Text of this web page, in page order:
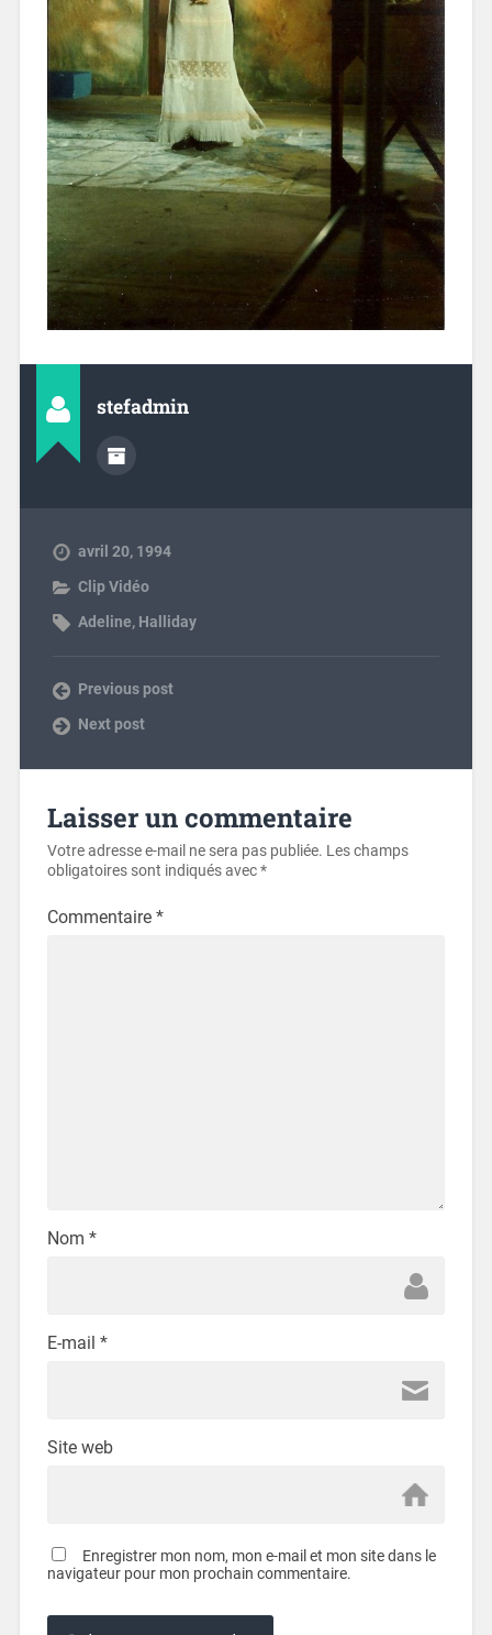
stefadmin
avril 20, 1994
Clip Vidéo
Adeline, Halliday
Previous post
Next post
Laisser un commentaire
Votre adresse e-mail ne sera pas publiée. Les champs
obligatoires sont indiqués avec*
Commentaire *
Nom *
E-mail *
Site web
Enregistrer mon nom, mon e-mail et mon site dans le
navigateur pour mon prochain commentaire.